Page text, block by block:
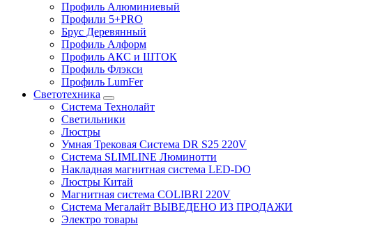
Профиль Алюминиевый
Профили 5+PRO
Брус Деревянный
Профиль Алформ
Профиль АКС и ШТОК
Профиль Флэкси
Профиль LumFer
Светотехника
Система Технолайт
Светильники
Люстры
Умная Трековая Система DR S25 220V
Система SLIMLINE Люминотти
Накладная магнитная система LED-DO
Люстры Китай
Магнитная система COLIBRI 220V
Система Мегалайт ВЫВЕДЕНО ИЗ ПРОДАЖИ
Электро товары